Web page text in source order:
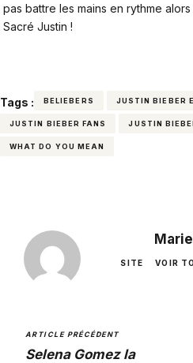
pas battre les mains en rythme
Sacré Justin !
Tags : BELIEBERS JUSTIN BIEBER
JUSTIN BIEBER FANS JUSTIN
WHAT DO YOU MEAN
SITE VOIR
ARTICLE PRÉCÉDENT
Selena Gomez la